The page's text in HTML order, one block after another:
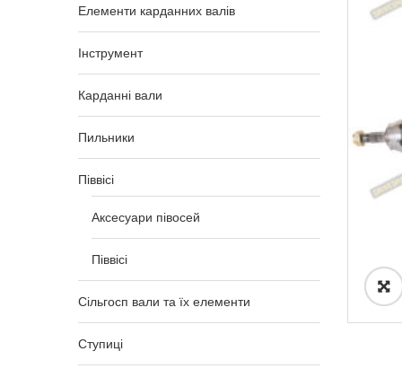
Елементи карданних валів
Інструмент
Карданні вали
Пильники
Піввісі
Аксесуари півосей
Піввісі
Сільгосп вали та їх елементи
Ступиці